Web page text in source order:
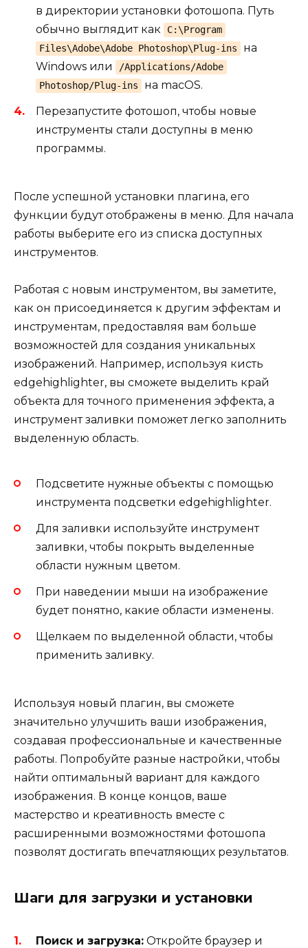
в директории установки фотошопа. Путь
обычно выглядит как
C:\Program
Files\Adobe\Adobe Photoshop\Plug-ins
на
Windows или
/Applications/Adobe
Photoshop/Plug-ins
на macOS.
Перезапустите фотошоп, чтобы новые
инструменты стали доступны в меню
программы.
После успешной установки плагина, его
функции будут отображены в меню. Для начала
работы выберите его из списка доступных
инструментов.
Работая с новым инструментом, вы заметите,
как он присоединяется к другим эффектам и
инструментам, предоставляя вам больше
возможностей для создания уникальных
изображений. Например, используя кисть
edgehighlighter, вы сможете выделить край
объекта для точного применения эффекта, а
инструмент заливки поможет легко заполнить
выделенную область.
Подсветите нужные объекты с помощью
инструмента подсветки edgehighlighter.
Для заливки используйте инструмент
заливки, чтобы покрыть выделенные
области нужным цветом.
При наведении мыши на изображение
будет понятно, какие области изменены.
Щелкаем по выделенной области, чтобы
применить заливку.
Используя новый плагин, вы сможете
значительно улучшить ваши изображения,
создавая профессиональные и качественные
работы. Попробуйте разные настройки, чтобы
найти оптимальный вариант для каждого
изображения. В конце концов, ваше
мастерство и креативность вместе с
расширенными возможностями фотошопа
позволят достигать впечатляющих результатов.
Шаги для загрузки и установки
Поиск и загрузка: Откройте браузер и